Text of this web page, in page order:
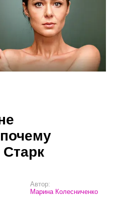
Автор:
Марина Колесниченко